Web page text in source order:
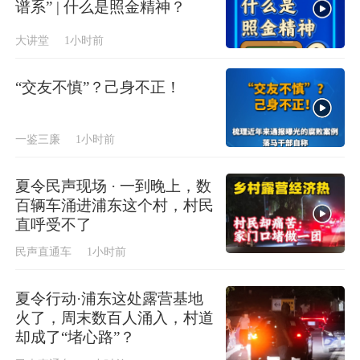
谱系” | 什么是照金精神？
大讲堂 1小时前
“交友不慎”？己身不正！
一鉴三廉 1小时前
夏令民声现场 · 一到晚上，数
百辆车涌进浦东这个村，村民
直呼受不了
民声直通车 1小时前
夏令行动·浦东这处露营基地
火了，周末数百人涌入，村道
却成了“堵心路”？